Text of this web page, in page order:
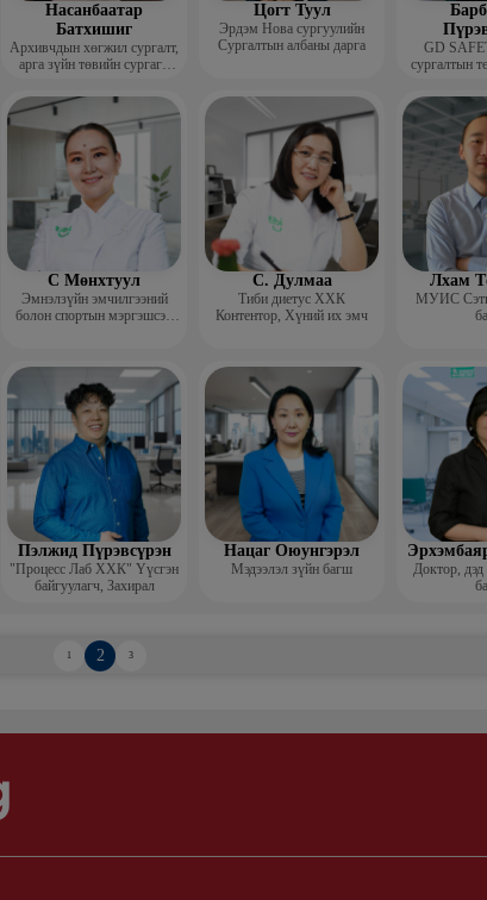
Насанбаатар
Батхишиг
Архивчдын хөгжил сургалт,
арга зүйн төвийн сургагч
Цогт Туул
Эрдэм Нова сургуулийн
Сургалтын албаны дарга
GD
сургалтын
С Мөнхтуул
Эмнэлзүйн эмчилгээний
болон спортын мэргэшсэн
С. Дулмаа
Тиби диетус ХХК
Контентор, Хүний их эмч
Лхам
МУИС
Пэлжид Пүрэвсүрэн
"Процесс Лаб ХХК" Үүсгэн
байгуулагч, Захирал
Нацаг Оюунгэрэл
Мэдээлэл зүйн багш
Доктор,
1 2 3